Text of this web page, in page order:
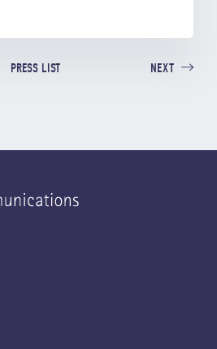
PRESS LIST NEXT